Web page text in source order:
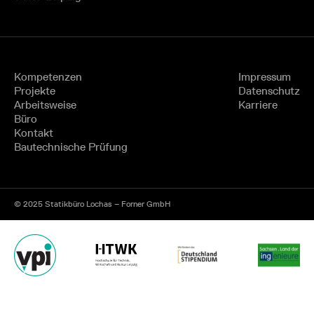
Kompetenzen
Projekte
Arbeitsweise
Büro
Kontakt
Bautechnische Prüfung
Impressum
Datenschutz
Karriere
© 2025 Statikbüro Lochas – Forner GmbH